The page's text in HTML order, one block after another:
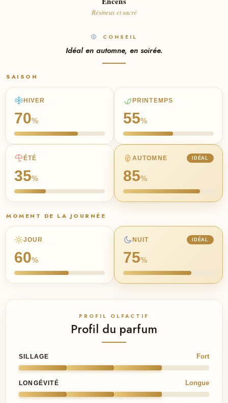
Résineux et sacré
CONSEIL
Idéal en automne, en soirée.
SAISON
HIVER
70%
PRINTEMPS
55%
ÉTÉ
35%
AUTOMNE IDÉAL
85%
MOMENT DE LA JOURNÉE
JOUR
60%
NUIT IDÉAL
75%
PROFIL OLFACTIF
Profil du parfum
SILLAGE Fort
LONGÉVITÉ Longue